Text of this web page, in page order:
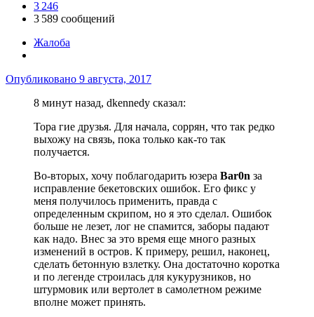
3 246
3 589 сообщений
Жалоба
Опубликовано 9 августа, 2017
8 минут назад, dkennedy сказал:
Тора гие друзья. Для начала, соррян, что так редко
выхожу на связь, пока только как-то так
получается.
Во-вторых, хочу поблагодарить юзера Bar0n за
исправление бекетовских ошибок. Его фикс у
меня получилось применить, правда с
определенным скрипом, но я это сделал. Ошибок
больше не лезет, лог не спамится, заборы падают
как надо. Внес за это время еще много разных
изменений в остров. К примеру, решил, наконец,
сделать бетонную взлетку. Она достаточно коротка
и по легенде строилась для кукурузников, но
штурмовик или вертолет в самолетном режиме
вполне может принять.